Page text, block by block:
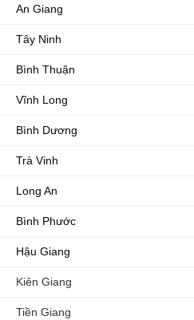
An Giang
Tây Ninh
Bình Thuận
Vĩnh Long
Bình Dương
Trà Vinh
Long An
Bình Phước
Hậu Giang
Kiên Giang
Tiền Giang